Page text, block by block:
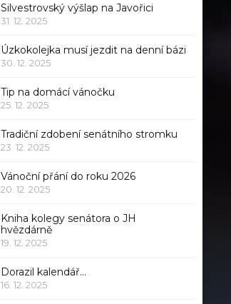
Silvestrovský výšlap na Javořici
31. 12. 2025
Úzkokolejka musí jezdit na denní bázi
30. 12. 2025
Tip na domácí vánočku
25. 12. 2025
Tradiční zdobení senátního stromku
23. 12. 2025
Vánoční přání do roku 2026
20. 12. 2025
Kniha kolegy senátora o JH
hvězdárně
19. 12. 2025
Dorazil kalendář…
16. 12. 2025